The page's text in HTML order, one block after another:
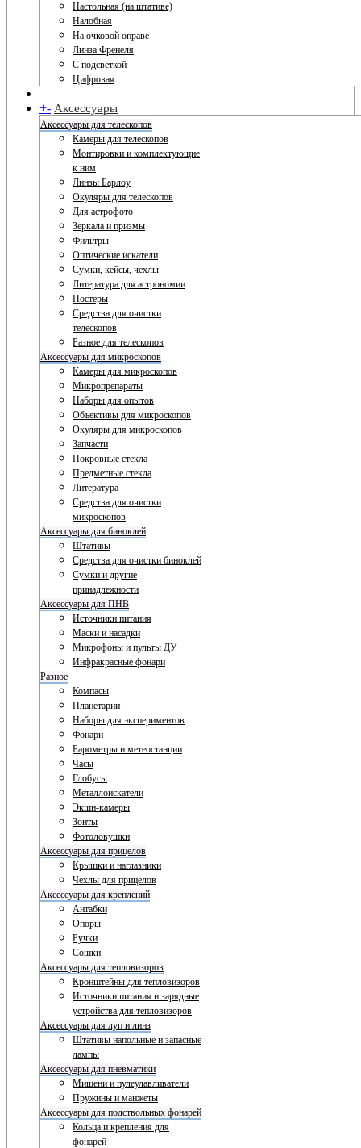
Настольная (на штативе)
Налобная
На очковой оправе
Линза Френеля
С подсветкой
Цифровая
+- Аксессуары
Аксессуары для телескопов
Камеры для телескопов
Монтировки и комплектующие
к ним
Линзы Барлоу
Окуляры для телескопов
Для астрофото
Зеркала и призмы
Фильтры
Оптические искатели
Сумки, кейсы, чехлы
Литература для астрономии
Постеры
Средства для очистки
телескопов
Разное для телескопов
Аксессуары для микроскопов
Камеры для микроскопов
Микропрепараты
Наборы для опытов
Объективы для микроскопов
Окуляры для микроскопов
Запчасти
Покровные стекла
Предметные стекла
Литература
Средства для очистки
микроскопов
Аксессуары для биноклей
Штативы
Средства для очистки биноклей
Сумки и другие
принадлежности
Аксессуары для ПНВ
Источники питания
Маски и насадки
Микрофоны и пульты ДУ
Инфракрасные фонари
Разное
Компасы
Планетарии
Наборы для экспериментов
Фонари
Барометры и метеостанции
Часы
Глобусы
Металлоискатели
Экшн-камеры
Зонты
Фотоловушки
Аксессуары для прицелов
Крышки и наглазники
Чехлы для прицелов
Аксессуары для креплений
Антабки
Опоры
Ручки
Сошки
Аксессуары для тепловизоров
Кронштейны для тепловизоров
Источники питания и зарядные
устройства для тепловизоров
Аксессуары для луп и линз
Штативы напольные и запасные
лампы
Аксессуары для пневматики
Мишени и пулеулавливатели
Пружины и манжеты
Аксессуары для подствольных фонарей
Кольца и крепления для
фонарей